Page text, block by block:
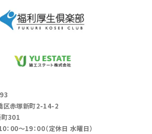
区赤塚新町2-14-2
町301
：00～19：00（定休日 水曜日）